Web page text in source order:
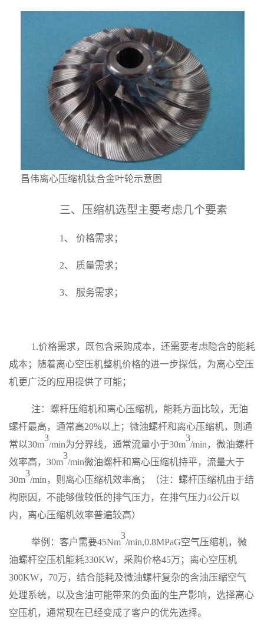
昌伟离心压缩机钛合金叶轮示意图
三、压缩机选型主要考虑几个要素
1、 价格需求；
2、 质量需求；
3、 服务需求；
1.价格需求，既包含采购成本，还需要考虑隐含的能耗
成本；随着离心空压机整机价格的进一步探低，为离心空压
机更广泛的应用提供了可能；
注：螺杆压缩机和离心压缩机，能耗方面比较，无油
螺杆最高，通常高20%以上；微油螺杆和离心压缩机，则通
常以30m
3
/min为分界线，通常流量小于30m
3
/min，微油螺杆
效率高， 30m
3
/min微油螺杆和离心压缩机持平，流量大于
30m
3
/min，则离心压缩机效率高；（注：螺杆压缩机由于结
构原因，不能够做较低的排气压力，在排气压力4公斤以
内， 离心压缩机效率普遍较高）
举例：客户需要45Nm
3
/min,0.8MPaG空气压缩机，微
油螺杆空压机能耗330KW，采购价格45万；离心空压机
300KW，70万，结合能耗及微油螺杆复杂的含油压缩空气
处理系统，以及含油可能带来的负面的生产影响，选择离心
空压机，通常现在已经变成了客户的优先选择。